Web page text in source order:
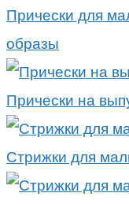
Прически для
образы
Прически на
Стрижки для